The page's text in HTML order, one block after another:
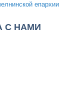
епархии
С НАМИ